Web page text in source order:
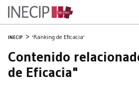
INECIP 'Ranking de Eficacia'
Contenido
de Eficacia"